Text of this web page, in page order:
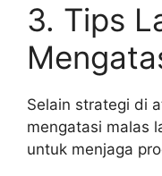
3. Tips
Selain strategi di
mengatasi malas
untuk menjaga